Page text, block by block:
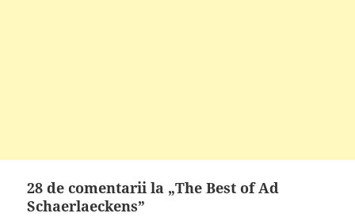
28 de comentarii la „The Best of Ad
Schaerlaeckens”